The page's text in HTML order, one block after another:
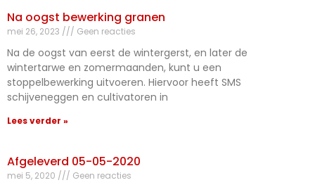
Na oogst bewerking granen
mei 26, 2023 Geen reacties
Na de oogst van eerst de wintergerst, en later de
wintertarwe en zomermaanden, kunt u een
stoppelbewerking uitvoeren. Hiervoor heeft SMS
schijveneggen en cultivatoren in
Lees verder »
Afgeleverd 05-05-2020
mei 5, 2020 Geen reacties